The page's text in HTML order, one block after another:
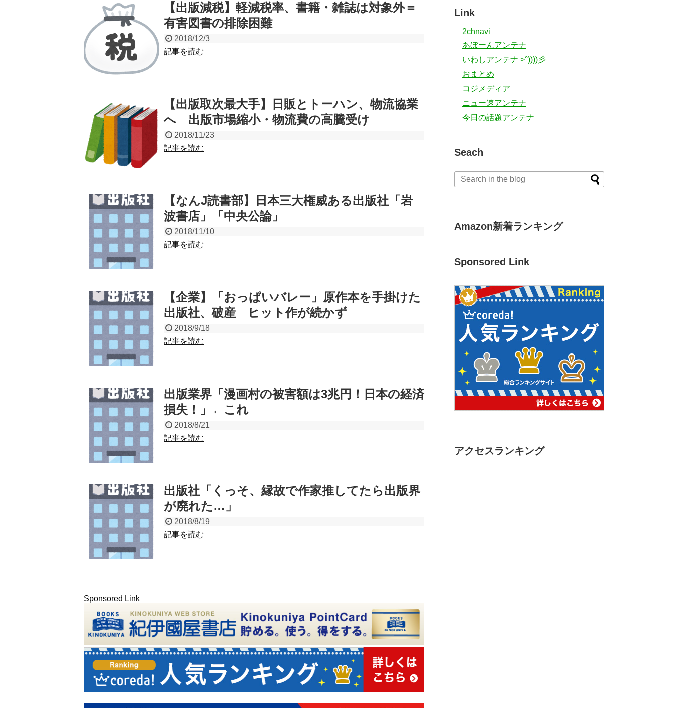
【出版減税】軽減税率、書籍・雑誌は対象外＝
有害図書の排除困難
2018/12/3
記事を読む
【出版取次最大手】日販とトーハン、物流協業
へ 出版市場縮小・物流費の高騰受け
2018/11/23
記事を読む
【なんJ読書部】日本三大権威ある出版社「岩
波書店」「中央公論」
2018/11/10
記事を読む
【企業】「おっぱいバレー」原作本を手掛けた
出版社、破産 ヒット作が続かず
2018/9/18
記事を読む
出版業界「漫画村の被害額は3兆円！日本の経済
損失！」←これ
2018/8/21
記事を読む
出版社「くっそ、縁故で作家推してたら出版界
が廃れた…」
2018/8/19
記事を読む
Sponsored Link
Link
2chnavi
あぼーんアンテナ
いわしアンテナ >°))))彡
おまとめ
コジメディア
ニュー速アンテナ
今日の話題アンテナ
Seach
Amazon新着ランキング
Sponsored Link
アクセスランキング